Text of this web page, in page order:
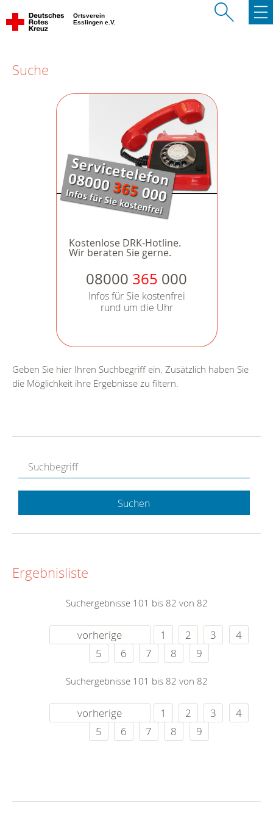
Ortsverein
Esslingen e.V.
Suche
Kostenlose DRK-Hotline.
Wir beraten Sie gerne.
08000 365 000
Infos für Sie kostenfrei
rund um die Uhr
Geben Sie hier Ihren Suchbegriff ein. Zusätzlich haben Sie
die Möglichkeit ihre Ergebnisse zu filtern.
Suchen
Ergebnisliste
Suchergebnisse 101 bis 82 von 82
vorherige 1 2 3
4
5
6 7 8 9
Suchergebnisse 101 bis 82 von 82
vorherige 1 2 3
4
5
6 7 8 9